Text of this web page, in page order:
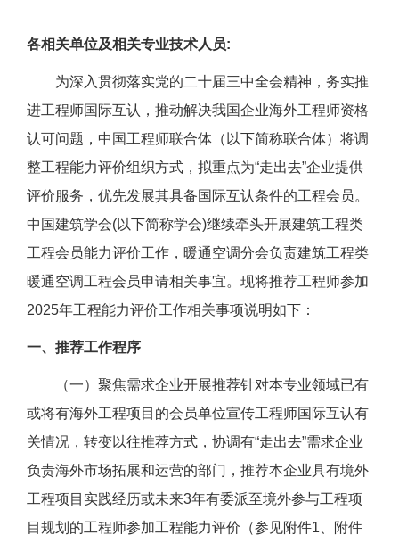
各相关单位及相关专业技术人员:
为深入贯彻落实党的二十届三中全会精神，务实推
进工程师国际互认，推动解决我国企业海外工程师资格
认可问题，中国工程师联合体（以下简称联合体）将调
整工程能力评价组织方式，拟重点为“走出去”企业提供
评价服务，优先发展其具备国际互认条件的工程会员。
中国建筑学会(以下简称学会)继续牵头开展建筑工程类
工程会员能力评价工作，暖通空调分会负责建筑工程类
暖通空调工程会员申请相关事宜。现将推荐工程师参加
2025年工程能力评价工作相关事项说明如下：
一、推荐工作程序
（一）聚焦需求企业开展推荐针对本专业领域已有
或将有海外工程项目的会员单位宣传工程师国际互认有
关情况，转变以往推荐方式，协调有“走出去”需求企业
负责海外市场拓展和运营的部门，推荐本企业具有境外
工程项目实践经历或未来3年有委派至境外参与工程项
目规划的工程师参加工程能力评价（参见附件1、附件